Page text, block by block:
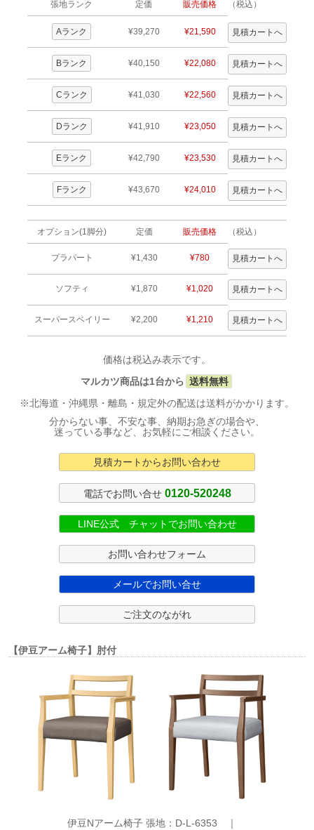
張地ランク 定価 販売価格 （税込）
Aランク ¥39,270 ¥21,590
Bランク ¥40,150 ¥22,080
Cランク ¥41,030 ¥22,560
Dランク ¥41,910 ¥23,050
Eランク ¥42,790 ¥23,530
Fランク ¥43,670 ¥24,010
オプション(1脚分) 定価 販売価格 （税込）
プラパート ¥1,430 ¥780
ソフティ ¥1,870 ¥1,020
スーパースベイリー ¥2,200 ¥1,210
価格は税込み表示です。
マルカツ商品は1台から 送料無料
※北海道・沖縄県・離島・規定外の配送は送料がかかります。
分からない事、不安な事、納期お急ぎの場合や、
迷っている事など、お気軽にご相談ください。
見積カートからお問い合わせ
電話でお問い合せ 0120-520248
LINE公式 チャットでお問い合わせ
お問い合わせフォーム
メールでお問い合せ
ご注文のながれ
【伊豆アーム椅子】肘付
伊豆Nアーム椅子 張地：D-L-6353 ｜